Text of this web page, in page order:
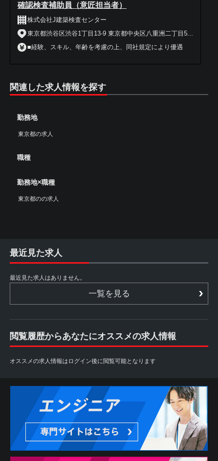
確認検査補助員（意匠担当者）
株式会社J建築検査センター
東京都渋谷区渋谷1丁目13-9 東京都中央区八重洲二丁目5...
■経験、スキル、年齢を考慮の上、同社規定により優遇
関連した求人情報を探す
勤務地
東京都の求人
職種
勤務地×職種
東京都のの求人
最近見た求人
最近見た求人はありません。
一覧を見る
閲覧履歴からあなたにオススメの求人情報
オススメの求人情報はログイン後に閲覧可能となります